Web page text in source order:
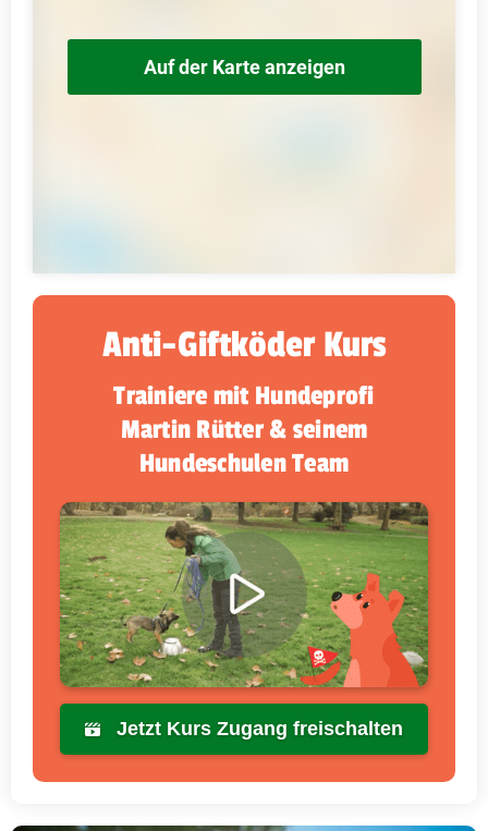
Auf der Karte anzeigen
Anti-Giftköder Kurs
Trainiere mit Hundeprofi
Martin Rütter & seinem
Hundeschulen Team
Jetzt Kurs Zugang freischalten